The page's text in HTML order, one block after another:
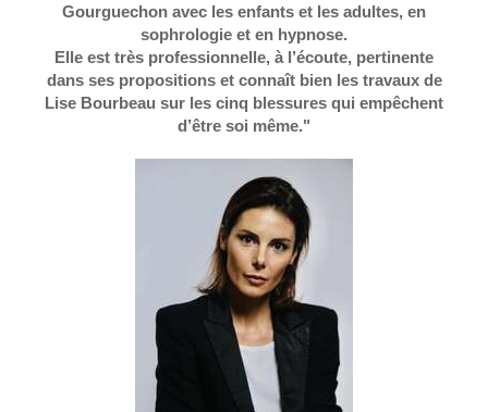
Gourguechon avec les enfants et les adultes, en
sophrologie et en hypnose.
Elle est très professionnelle, à l’écoute, pertinente
dans ses propositions et connaît bien les travaux de
Lise Bourbeau sur les cinq blessures qui empêchent
d’être soi même."